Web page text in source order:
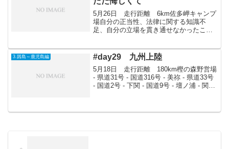
5月26日 走行距離 6km佐多岬キャンプ
場自分の正当性、法律に関する知識不
足、自分の立場を貫き通せなかったこ
なくて。今日は一睡もできなかった。朝
早くに実家に電話して、...
3.因島～鹿児島編 #day29 九州上陸
5月18日 走行距離 180km樫の森野営場
- 県道31号 - 国道316号 - 美祢 - 県道33号
- 国道2号 - 下関 - 国道9号 - 壇ノ浦 - 関門